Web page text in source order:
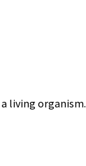
living organism.